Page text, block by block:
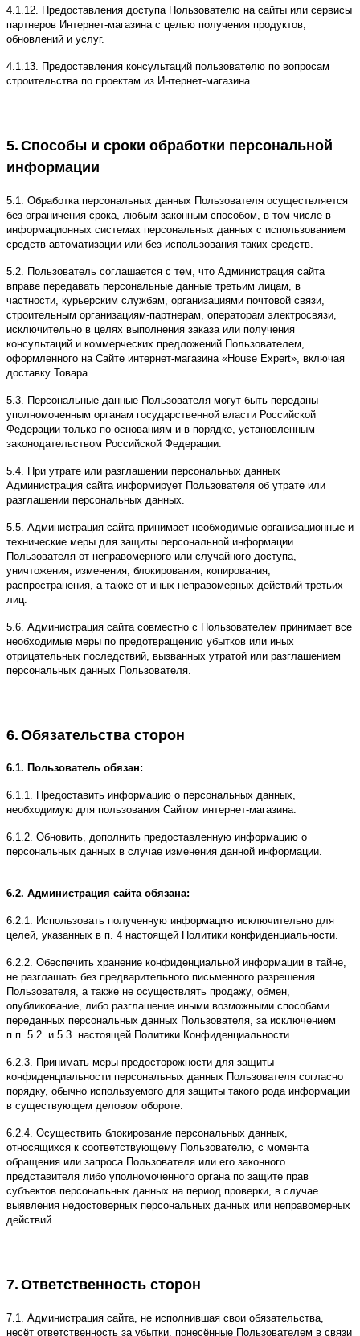
4.1.12. Предоставления доступа Пользователю на сайты или сервисы
партнеров Интернет-магазина с целью получения продуктов,
обновлений и услуг.
4.1.13. Предоставления консультаций пользователю по вопросам
строительства по проектам из Интернет-магазина
5. Способы и сроки обработки персональной
информации
5.1. Обработка персональных данных Пользователя осуществляется
без ограничения срока, любым законным способом, в том числе в
информационных системах персональных данных с использованием
средств автоматизации или без использования таких средств.
5.2. Пользователь соглашается с тем, что Администрация сайта
вправе передавать персональные данные третьим лицам, в
частности, курьерским службам, организациями почтовой связи,
строительным организациям-партнерам, операторам электросвязи,
исключительно в целях выполнения заказа или получения
консультаций и коммерческих предложений Пользователем,
оформленного на Сайте интернет-магазина «House Expert», включая
доставку Товара.
5.3. Персональные данные Пользователя могут быть переданы
уполномоченным органам государственной власти Российской
Федерации только по основаниям и в порядке, установленным
законодательством Российской Федерации.
5.4. При утрате или разглашении персональных данных
Администрация сайта информирует Пользователя об утрате или
разглашении персональных данных.
5.5. Администрация сайта принимает необходимые организационные и
технические меры для защиты персональной информации
Пользователя от неправомерного или случайного доступа,
уничтожения, изменения, блокирования, копирования,
распространения, а также от иных неправомерных действий третьих
лиц.
5.6. Администрация сайта совместно с Пользователем принимает все
необходимые меры по предотвращению убытков или иных
отрицательных последствий, вызванных утратой или разглашением
персональных данных Пользователя.
6. Обязательства сторон
6.1. Пользователь обязан:
6.1.1. Предоставить информацию о персональных данных,
необходимую для пользования Сайтом интернет-магазина.
6.1.2. Обновить, дополнить предоставленную информацию о
персональных данных в случае изменения данной информации.
6.2. Администрация сайта обязана:
6.2.1. Использовать полученную информацию исключительно для
целей, указанных в п. 4 настоящей Политики конфиденциальности.
6.2.2. Обеспечить хранение конфиденциальной информации в тайне,
не разглашать без предварительного письменного разрешения
Пользователя, а также не осуществлять продажу, обмен,
опубликование, либо разглашение иными возможными способами
переданных персональных данных Пользователя, за исключением
п.п. 5.2. и 5.3. настоящей Политики Конфиденциальности.
6.2.3. Принимать меры предосторожности для защиты
конфиденциальности персональных данных Пользователя согласно
порядку, обычно используемого для защиты такого рода информации
в существующем деловом обороте.
6.2.4. Осуществить блокирование персональных данных,
относящихся к соответствующему Пользователю, с момента
обращения или запроса Пользователя или его законного
представителя либо уполномоченного органа по защите прав
субъектов персональных данных на период проверки, в случае
выявления недостоверных персональных данных или неправомерных
действий.
7. Ответственность сторон
7.1. Администрация сайта, не исполнившая свои обязательства,
несёт ответственность за убытки, понесённые Пользователем в связи